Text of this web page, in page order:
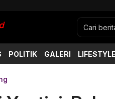
POLITIK GALERI LIFESTYLE